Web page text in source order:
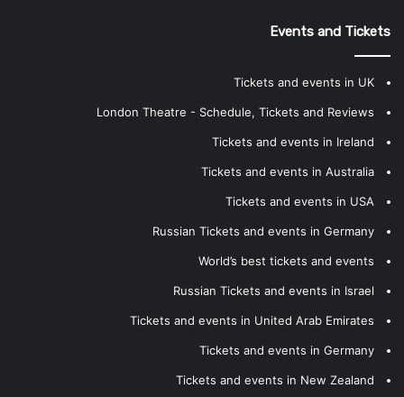
Events and Tickets
Tickets and events in UK
London Theatre - Schedule, Tickets and Reviews
Tickets and events in Ireland
Tickets and events in Australia
Tickets and events in USA
Russian Tickets and events in Germany
World’s best tickets and events
Russian Tickets and events in Israel
Tickets and events in United Arab Emirates
Tickets and events in Germany
Tickets and events in New Zealand